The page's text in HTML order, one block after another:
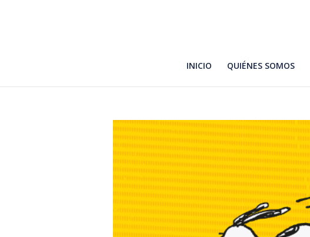
INICIO QUIÉNES SOMOS